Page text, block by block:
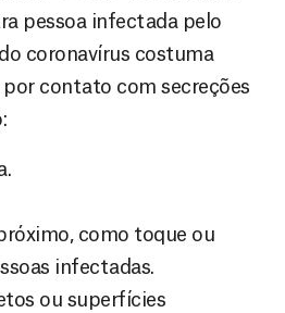
pessoa infectada pelo
coronavírus costuma
contato com secreções
como toque ou
infectadas.
ou superfícies